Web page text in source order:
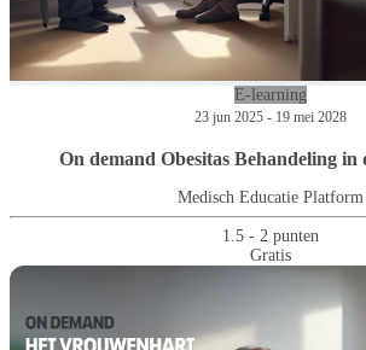
E-learning
23 jun 2025 - 19 mei 2028
On demand Obesitas Behandeling in
Medisch Educatie Platform
1.5 - 2 punten
Gratis